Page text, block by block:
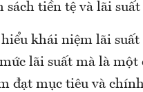
tiền tệ và lãi
hiểu khái niệm lãi
lãi suất mà là một
đạt mục tiêu và